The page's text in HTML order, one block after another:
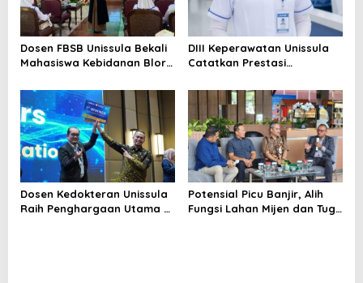
Dosen FBSB Unissula Bekali
Mahasiswa Kebidanan Blora
Public Speaking
DIII Keperawatan Unissula
Catatkan Prestasi
Mahasiswanya Lulus Uji
Kompetensi Nasional
Dosen Kedokteran Unissula
Raih Penghargaan Utama di
Potensial Picu Banjir, Alih
Fungsi Lahan Mijen dan Tugu